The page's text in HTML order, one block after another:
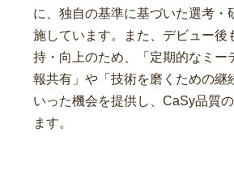
に、独自の基準に基づいた選考・
施しています。また、デビュー後
持・向上のため、「定期的なミー
報共有」や「技術を磨くための継
いった機会を提供し、CaSy品質
ます。